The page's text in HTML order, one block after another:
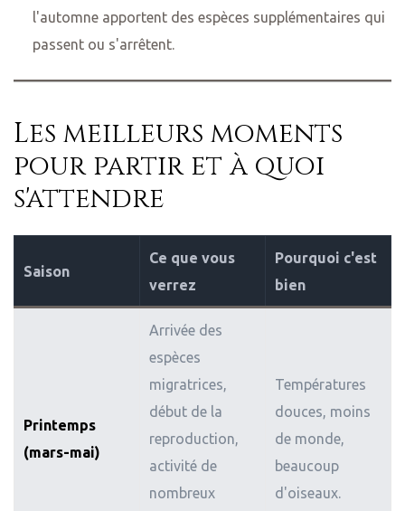
l'automne apportent des espèces supplémentaires qui
passent ou s'arrêtent.
Les meilleurs moments
pour partir et à quoi
s'attendre
Saison
Ce que vous
verrez
Pourquoi c'est
bien
Printemps
(mars-mai)
Arrivée des
espèces
migratrices,
début de la
reproduction,
activité de
nombreux
Températures
douces, moins
de monde,
beaucoup
d'oiseaux.